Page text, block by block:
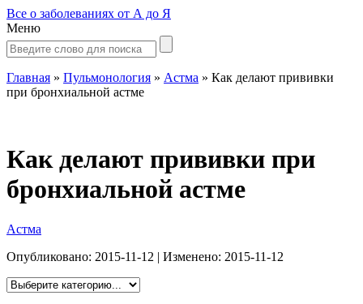
Все о заболеваниях от А до Я
Меню
Главная » Пульмонология » Астма » Как делают прививки
при бронхиальной астме
Как делают прививки при
бронхиальной астме
Астма
Опубликовано: 2015-11-12 | Изменено: 2015-11-12